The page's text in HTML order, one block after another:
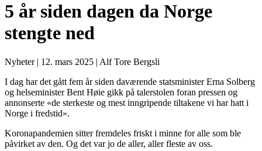
5 år siden dagen da Norge
stengte ned
Nyheter | 12. mars 2025 | Alf Tore Bergsli
I dag har det gått fem år siden daværende statsminister Erna Solberg
og helseminister Bent Høie gikk på talerstolen foran pressen og
annonserte «de sterkeste og mest inngripende tiltakene vi har hatt i
Norge i fredstid».
Koronapandemien sitter fremdeles friskt i minne for alle som ble
påvirket av den. Og det var jo de aller, aller fleste av oss.